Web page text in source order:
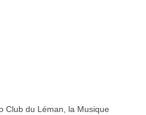
Club du Léman, la Musique